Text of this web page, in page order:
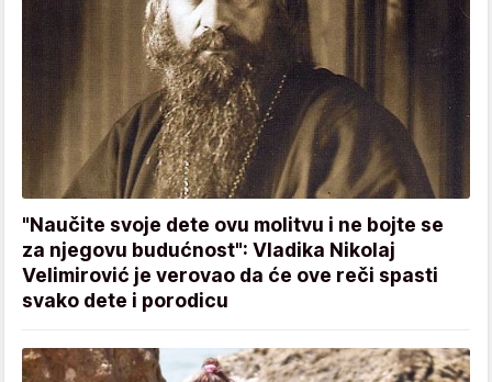
"Naučite svoje dete ovu molitvu i ne bojte se
za njegovu budućnost": Vladika Nikolaj
Velimirović je verovao da će ove reči spasti
svako dete i porodicu